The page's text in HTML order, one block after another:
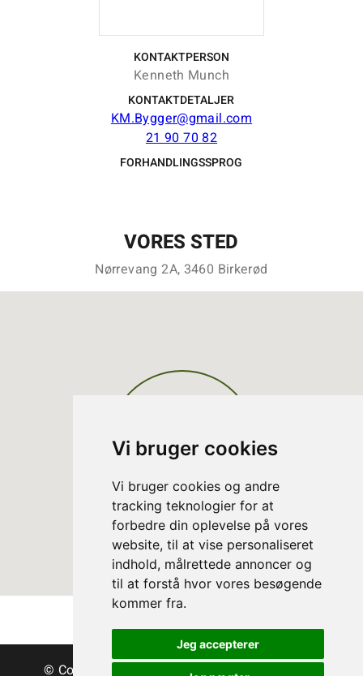
Vi bruger cookies
Vi bruger cookies og andre
tracking teknologier for at
forbedre din oplevelse på vores
website, til at vise personaliseret
indhold, målrettede annoncer og
til at forstå hvor vores besøgende
kommer fra.
Jeg accepterer
KONTAKTPERSON
Kenneth Munch
KONTAKTDETALJER
KM.Bygger@gmail.com
21 90 70 82
FORHANDLINGSSPROG
VORES STED
Nørrevang 2A, 3460 Birkerød
© Copyright Danske Juletræer - Træer & grønt